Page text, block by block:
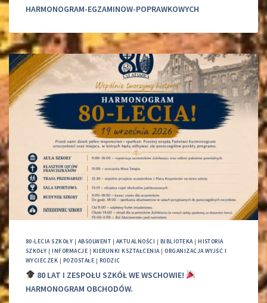
HARMONOGRAM-EGZAMINOW-POPRAWKOWYCH
80-LECIA SZKOŁY | ABSOLWENT | AKTUALNOŚCI | BIBLIOTEKA|HISTORIA
SZKOŁY |INFORMACJE | KIERUNKI KSZTAŁCENIA|ORGANIZACJA WYJŚĆ I
WYCIECZEK | POZOSTAŁE | RODZIC
80 LAT I ZESPOŁU SZKÓŁ WE WSCHOWIE!
HARMONOGRAM OBCHODÓW.